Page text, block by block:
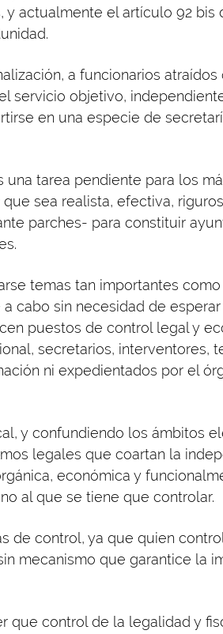
y actualmente el artículo 92 bis
a funcionarios
servicio objetivo,
en una especie de
tarea pendiente para los
sea realista, efectiva,
parches- para constituir
temas tan importantes
cabo sin necesidad de
puestos de control legal y
secretarios, interventores,
ni expedientados por el
y confundiendo los ámbitos
legales que coartan la
económica y
al que se tiene que controlar.
de control, ya que quien
mecanismo que garantice la
que control de la legalidad y